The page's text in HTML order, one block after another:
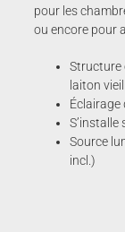
pour les
ou encore pour
Structure
laiton
Éclairage
Source
incl.)